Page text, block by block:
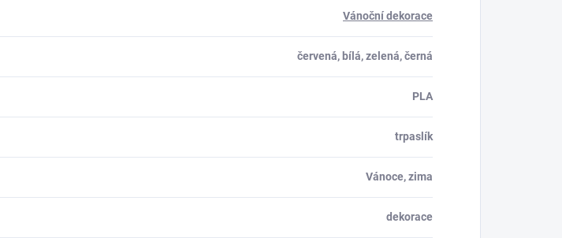
Vánoční dekorace
červená, bílá, zelená, černá
PLA
trpaslík
Vánoce, zima
dekorace